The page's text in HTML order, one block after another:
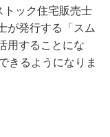
トック住宅販売士
が発行する「スム
用することにな
きるようになりま